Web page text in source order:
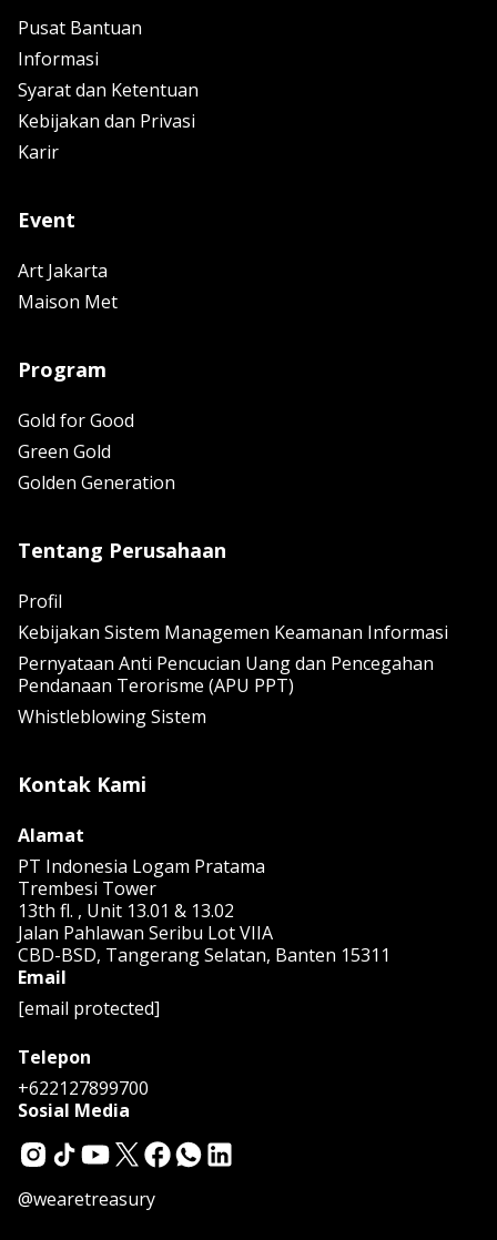
Pusat Bantuan
Informasi
Syarat dan Ketentuan
Kebijakan dan Privasi
Karir
Event
Art Jakarta
Maison Met
Program
Gold for Good
Green Gold
Golden Generation
Tentang Perusahaan
Profil
Kebijakan Sistem Managemen Keamanan Informasi
Pernyataan Anti Pencucian Uang dan Pencegahan
Pendanaan Terorisme (APU PPT)
Whistleblowing Sistem
Kontak Kami
Alamat
PT Indonesia Logam Pratama
Trembesi Tower
13th fl. , Unit 13.01 & 13.02
Jalan Pahlawan Seribu Lot VIIA
CBD-BSD, Tangerang Selatan, Banten 15311
Email
[email protected]
Telepon
+622127899700
Sosial Media
@wearetreasury